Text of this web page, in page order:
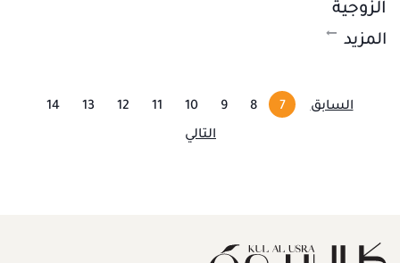
الزوجية
المزيد
السابق 7
8
9
10
11
12
13
14
التالي